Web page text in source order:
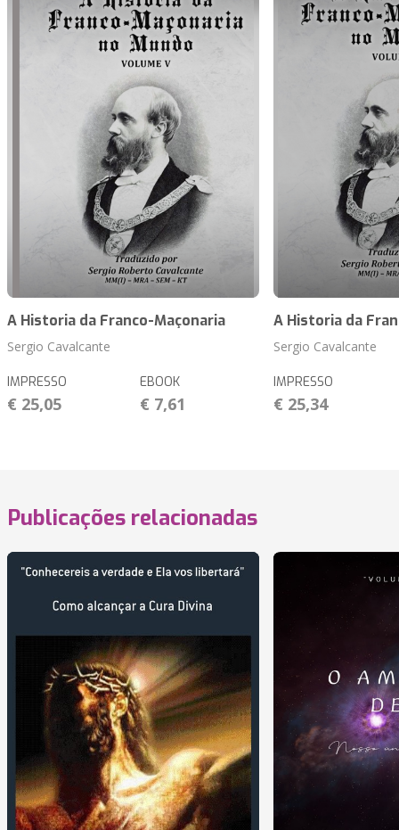
A Historia da Franco-Maçonaria
Sergio Cavalcante
IMPRESSO
€ 25,05
EBOOK
€ 7,61
A Historia da
Sergio Cavalcante
IMPRESSO
€ 25,34
Publicações relacionadas